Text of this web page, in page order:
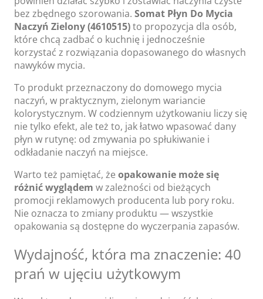
bez zbędnego szorowania. Somat Płyn Do Mycia
Naczyń Zielony (4610515)to propozycja dla osób,
które chcą zadbać o kuchnię i jednocześnie
korzystać z rozwiązania dopasowanego do własnych
nawyków mycia.
To produkt przeznaczony do domowego mycia
naczyń, w praktycznym, zielonym wariancie
kolorystycznym. W codziennym użytkowaniu liczy się
nie tylko efekt, ale też to, jak łatwo wpasować dany
płyn w rutynę: od zmywania po spłukiwanie i
odkładanie naczyń na miejsce.
Warto też pamiętać, że opakowanie może się
różnić wyglądem w zależności od bieżących
promocji reklamowych producenta lub pory roku.
Nie oznacza to zmiany produktu — wszystkie
opakowania są dostępne do wyczerpania zapasów.
Wydajność, która ma znaczenie: 40
prań w ujęciu użytkowym